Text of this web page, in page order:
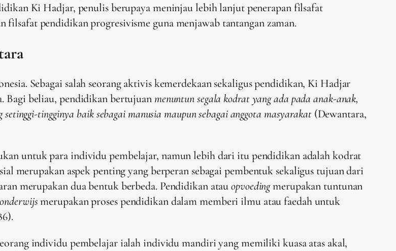
Ki Hadjar, penulis berupaya meninjau lebih lanjut penerapan filsafat
pendidikan progresivisme guna menjawab tantangan zaman.
Sebagai salah seorang aktivis kemerdekaan sekaligus pendidikan, Ki Hadjar
Bagi beliau, pendidikan bertujuanmenuntun segala kodrat yang ada pada anak-anak,
tingginya baik sebagai manusia maupun sebagai anggota masyarakat(Dewantara,
untuk para individu pembelajar, namun lebih dari itu pendidikan adalah kodrat
merupakan aspek penting yang berperan sebagai pembentuk sekaligus tujuan dari
merupakan dua bentuk berbeda. Pendidikan atauopvoedingmerupakan tuntunan
onderwijsmerupakan proses pendidikan dalam memberi ilmu atau faedah untuk
individu pembelajar ialah individu mandiri yang memiliki kuasa atas akal,